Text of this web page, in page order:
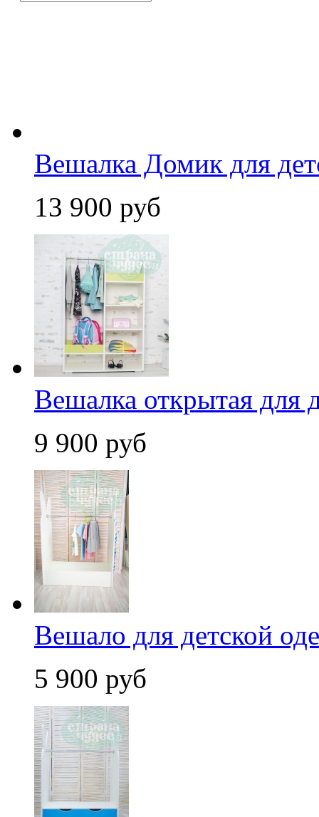
Вешалка Домик для
13 900 руб
Вешалка открытая для
9 900 руб
Вешало для детской
5 900 руб